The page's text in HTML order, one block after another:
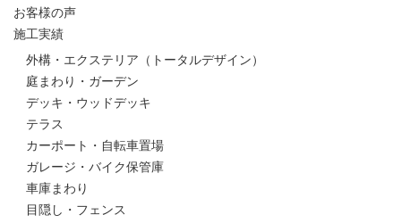
お客様の声
施工実績
外構・エクステリア（トータルデザイン）
庭まわり・ガーデン
デッキ・ウッドデッキ
テラス
カーポート・自転車置場
ガレージ・バイク保管庫
車庫まわり
目隠し・フェンス